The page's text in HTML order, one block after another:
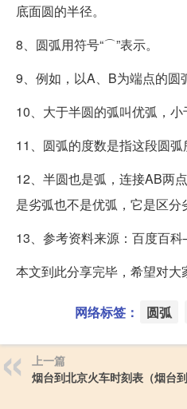
底面圆的半径。
8、圆弧用符号“⌒”表示。
9、例如，以A、B为端点的圆
10、大于半圆的弧叫优弧，小
11、圆弧的度数是指这段圆弧
12、半圆也是弧，连接AB两
是劣弧也不是优弧，它是区分
13、参考资料来源：百度百科
本文到此分享完毕，希望对大
网络标签： 圆弧
上一篇
烟台到北京火车时刻表（烟台